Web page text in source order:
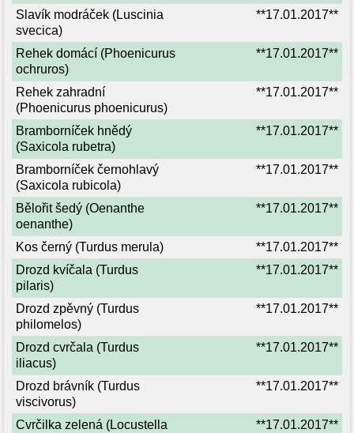
Slavík modráček (Luscinia
svecica)
**17.01.2017**
Rehek domácí (Phoenicurus
ochruros)
**17.01.2017**
Rehek zahradní
(Phoenicurus phoenicurus)
**17.01.2017**
Bramborníček hnědý
(Saxicola rubetra)
**17.01.2017**
Bramborníček černohlavý
(Saxicola rubicola)
**17.01.2017**
Bělořit šedý (Oenanthe
oenanthe)
**17.01.2017**
Kos černý (Turdus merula)
**17.01.2017**
Drozd kvíčala (Turdus
pilaris)
**17.01.2017**
Drozd zpěvný (Turdus
philomelos)
**17.01.2017**
Drozd cvrčala (Turdus
iliacus)
**17.01.2017**
Drozd brávník (Turdus
viscivorus)
**17.01.2017**
Cvrčilka zelená (Locustella
**17.01.2017**